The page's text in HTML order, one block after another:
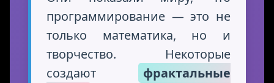
программирование — это не
только математика, но и
творчество. Некоторые
создают
фрактальные